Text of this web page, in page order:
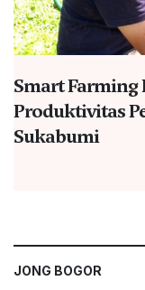
Smart Farming
Produktivitas
Sukabumi
JONG BOGOR